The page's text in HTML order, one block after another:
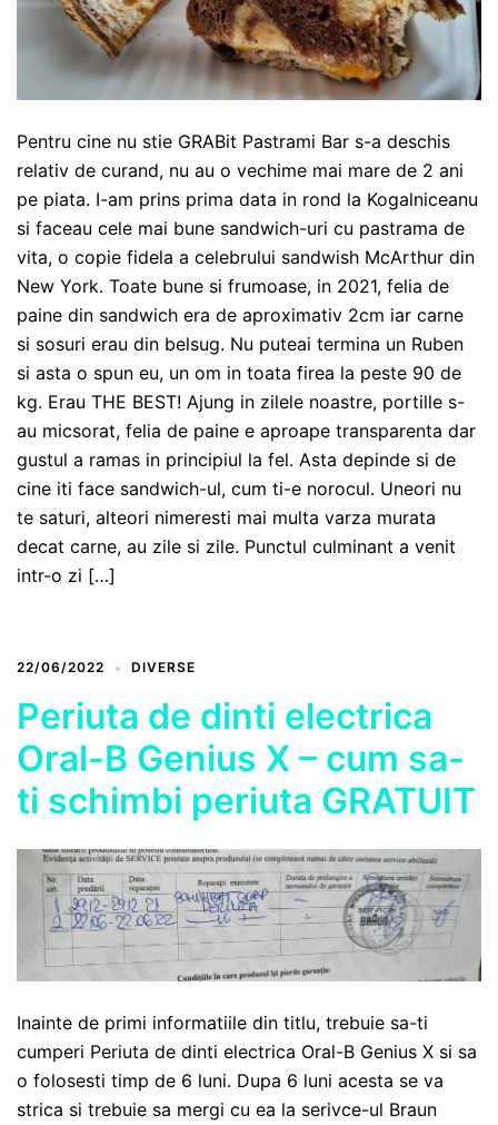
Pentru cine nu stie GRABit Pastrami Bar s-a deschis
relativ de curand, nu au o vechime mai mare de 2 ani
pe piata. I-am prins prima data in rond la Kogalniceanu
si faceau cele mai bune sandwich-uri cu pastrama de
vita, o copie fidela a celebrului sandwish McArthur din
New York. Toate bune si frumoase, in 2021, felia de
paine din sandwich era de aproximativ 2cm iar carne
si sosuri erau din belsug. Nu puteai termina un Ruben
si asta o spun eu, un om in toata firea la peste 90 de
kg. Erau THE BEST! Ajung in zilele noastre, portille s-
au micsorat, felia de paine e aproape transparenta dar
gustul a ramas in principiul la fel. Asta depinde si de
cine iti face sandwich-ul, cum ti-e norocul. Uneori nu
te saturi, alteori nimeresti mai multa varza murata
decat carne, au zile si zile. Punctul culminant a venit
intr-o zi […]
22/06/2022 DIVERSE
Periuta de dinti electrica
Oral-B Genius X – cum sa-
ti schimbi periuta GRATUIT
Inainte de primi informatiile din titlu, trebuie sa-ti
cumperi Periuta de dinti electrica Oral-B Genius X si sa
o folosesti timp de 6 luni. Dupa 6 luni acesta se va
strica si trebuie sa mergi cu ea la serivce-ul Braun